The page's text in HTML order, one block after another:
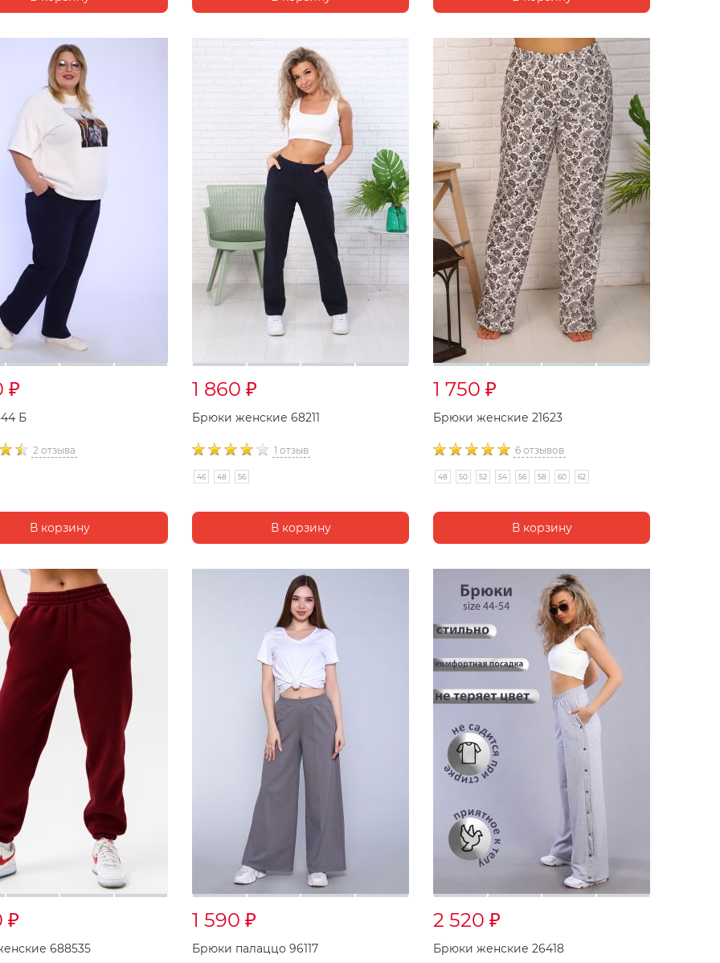
₽
Б
2 отзыва
1 860 ₽
Брюки женские 68211
1 отзыв
46 48 56
1 750 ₽
Брюки женские 21623
6 отзывов
48 50 52 54 56 58 60 62
₽
688535
1 590 ₽
Брюки палаццо 96117
2 520 ₽
Брюки женские 26418